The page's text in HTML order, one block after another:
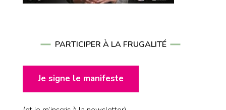
PARTICIPER À LA FRUGALITÉ
Je signe le manifeste